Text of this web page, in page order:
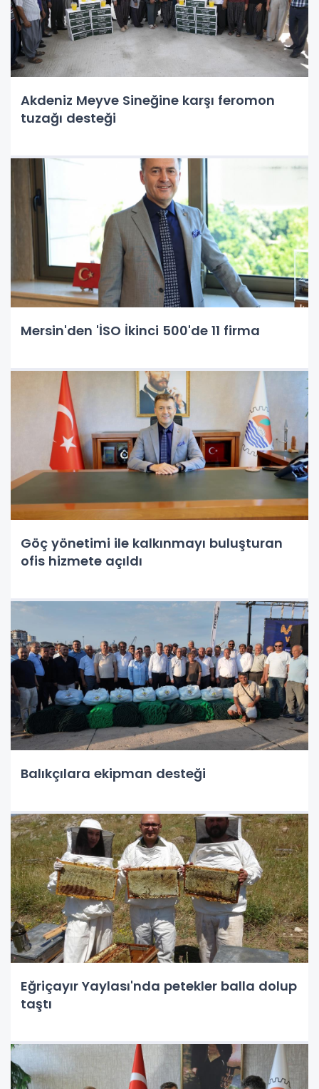
Akdeniz Meyve Sineğine karşı feromon
tuzağı desteği
Mersin'den 'İSO İkinci 500'de 11 firma
Göç yönetimi ile kalkınmayı buluşturan
ofis hizmete açıldı
Balıkçılara ekipman desteği
Eğriçayır Yaylası'nda petekler balla dolup
taştı